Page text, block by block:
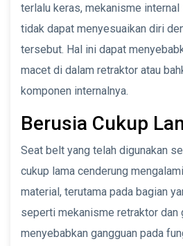
terlalu keras, mekanisme
tidak dapat menyesuaikan diri
tersebut. Hal ini dapat
macet di dalam retraktor atau
komponen internalnya.
Berusia Cukup
Seat belt yang telah digunakan
cukup lama cenderung
material, terutama pada bagian
seperti mekanisme retraktor
menyebabkan gangguan pada